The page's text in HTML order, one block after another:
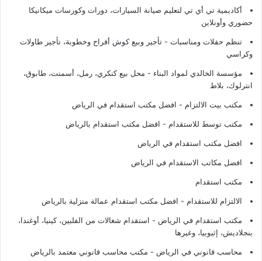
أكاديمية تي أي تي لتعليم صيانة السيارات، دورات وكورسات ميكانيكا
حضوري وأونلاين
تنظم حفلات ومناسبات - تأجير وبيع كوش أفراح وخطوبة، تأجير طاولات
وكراسي
مؤسسة الخالدي لمواد البناء - محل بيع كنكري، رمل، أسمنت، طابوق،
انترلوك، بلاط
مكتب بيت الالتزام - افضل مكتب استقدام في الرياض
مكتب توسط للاستقدام - افضل مكتب استقدام بالرياض
افضل مكتب استقدام في الرياض
افضل مكاتب الاستقدام في الرياض
مكتب استقدام
الالتزام للاستقدام - افضل مكتب استقدام عمالة منزلية بالرياض
مكتب استقدام في الرياض - استقدام شغالات من الفلبين، كينيا، أوغندا،
بنجلاديش، إثيوبيا، وغيرها
محاسب قانوني في الرياض - مكتب محاسب قانوني معتمد بالرياض